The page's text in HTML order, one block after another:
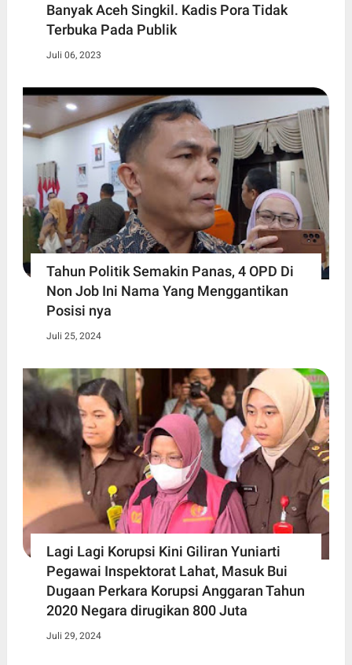
Banyak Aceh Singkil. Kadis Pora Tidak
Terbuka Pada Publik
Juli 06, 2023
Tahun Politik Semakin Panas, 4 OPD Di
Non Job Ini Nama Yang Menggantikan
Posisi nya
Juli 25, 2024
Lagi Lagi Korupsi Kini Giliran Yuniarti
Pegawai Inspektorat Lahat, Masuk Bui
Dugaan Perkara Korupsi Anggaran Tahun
2020 Negara dirugikan 800 Juta
Juli 29, 2024